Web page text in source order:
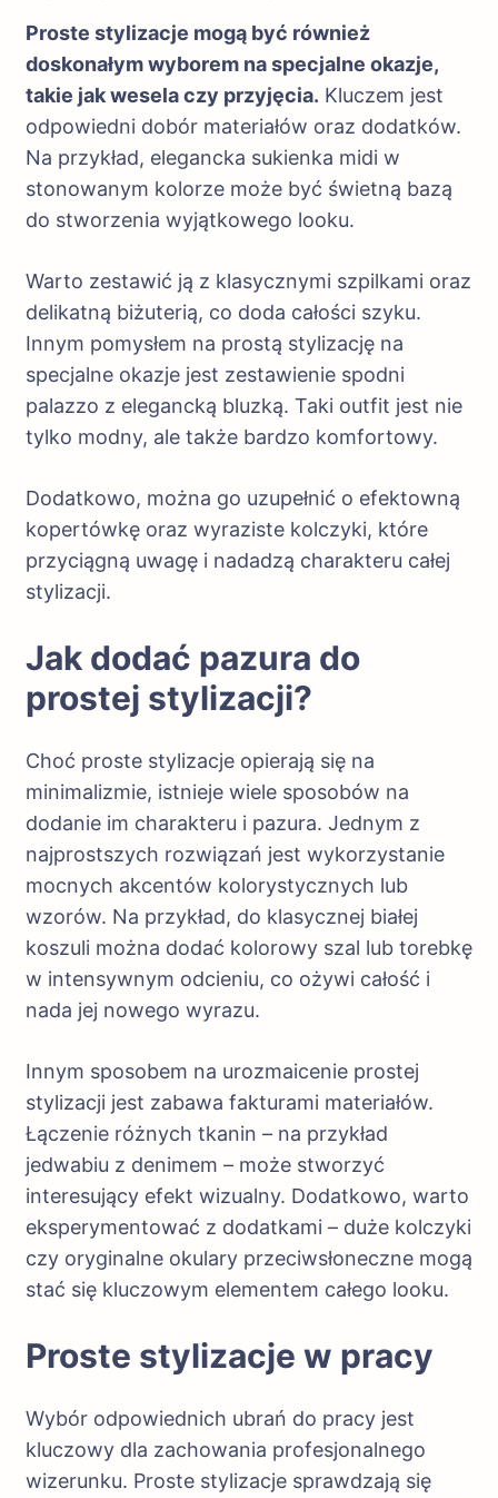
Proste stylizacje mogą być również
doskonałym wyborem na specjalne okazje,
takie jak wesela czy przyjęcia. Kluczem jest
odpowiedni dobór materiałów oraz dodatków.
Na przykład, elegancka sukienka midi w
stonowanym kolorze może być świetną bazą
do stworzenia wyjątkowego looku.
Warto zestawić ją z klasycznymi szpilkami oraz
delikatną biżuterią, co doda całości szyku.
Innym pomysłem na prostą stylizację na
specjalne okazje jest zestawienie spodni
palazzo z elegancką bluzką. Taki outfit jest nie
tylko modny, ale także bardzo komfortowy.
Dodatkowo, można go uzupełnić o efektowną
kopertówkę oraz wyraziste kolczyki, które
przyciągną uwagę i nadadzą charakteru całej
stylizacji.
Jak dodać pazura do
prostej stylizacji?
Choć proste stylizacje opierają się na
minimalizmie, istnieje wiele sposobów na
dodanie im charakteru i pazura. Jednym z
najprostszych rozwiązań jest wykorzystanie
mocnych akcentów kolorystycznych lub
wzorów. Na przykład, do klasycznej białej
koszuli można dodać kolorowy szal lub torebkę
w intensywnym odcieniu, co ożywi całość i
nada jej nowego wyrazu.
Innym sposobem na urozmaicenie prostej
stylizacji jest zabawa fakturami materiałów.
Łączenie różnych tkanin – na przykład
jedwabiu z denimem – może stworzyć
interesujący efekt wizualny. Dodatkowo, warto
eksperymentować z dodatkami – duże kolczyki
czy oryginalne okulary przeciwsłoneczne mogą
stać się kluczowym elementem całego looku.
Proste stylizacje w pracy
Wybór odpowiednich ubrań do pracy jest
kluczowy dla zachowania profesjonalnego
wizerunku. Proste stylizacje sprawdzają się